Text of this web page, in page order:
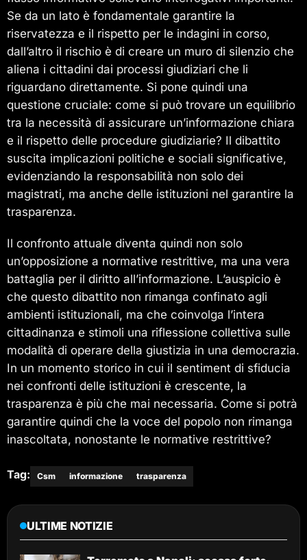
Se da un lato è fondamentale garantire la
riservatezza e il rispetto per le indagini in corso,
dall’altro il rischio è di creare un muro di silenzio che
aliena i cittadini dai processi giudiziari che li
riguardano direttamente. Si pone quindi una
questione cruciale: come si può trovare un equilibrio
tra la necessità di assicurare un’informazione chiara
e il rispetto delle procedure giudiziarie? Il dibattito
suscita implicazioni politiche e sociali significative,
evidenziando la responsabilità non solo dei
magistrati, ma anche delle istituzioni nel garantire la
trasparenza.
Il confronto attuale diventa quindi non solo
un’opposizione a normative restrittive, ma una vera
battaglia per il diritto all’informazione. L’auspicio è
che questo dibattito non rimanga confinato agli
ambienti istituzionali, ma che coinvolga l’intera
cittadinanza e stimoli una riflessione collettiva sulle
modalità di operare della giustizia in una democrazia.
In un momento storico in cui il sentiment di sfiducia
nei confronti delle istituzioni è crescente, la
trasparenza è più che mai necessaria. Come si potrà
garantire quindi che la voce del popolo non rimanga
inascoltata, nonostante le normative restrittive?
Tag: Csm informazione trasparenza
ULTIME NOTIZIE